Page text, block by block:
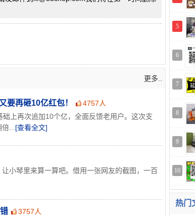
更多..
要再砸10亿红包！
4757人
上再次追加10个亿，全面反馈老用户。这次支
... [查看全文]
小琴里来算一算吧。借用一张网友的截图，一百
3757人
5
6
7
8
9
10
热门